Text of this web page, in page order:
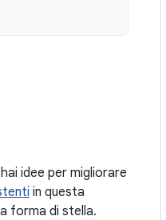
idee per migliorare
in questa
forma di stella.